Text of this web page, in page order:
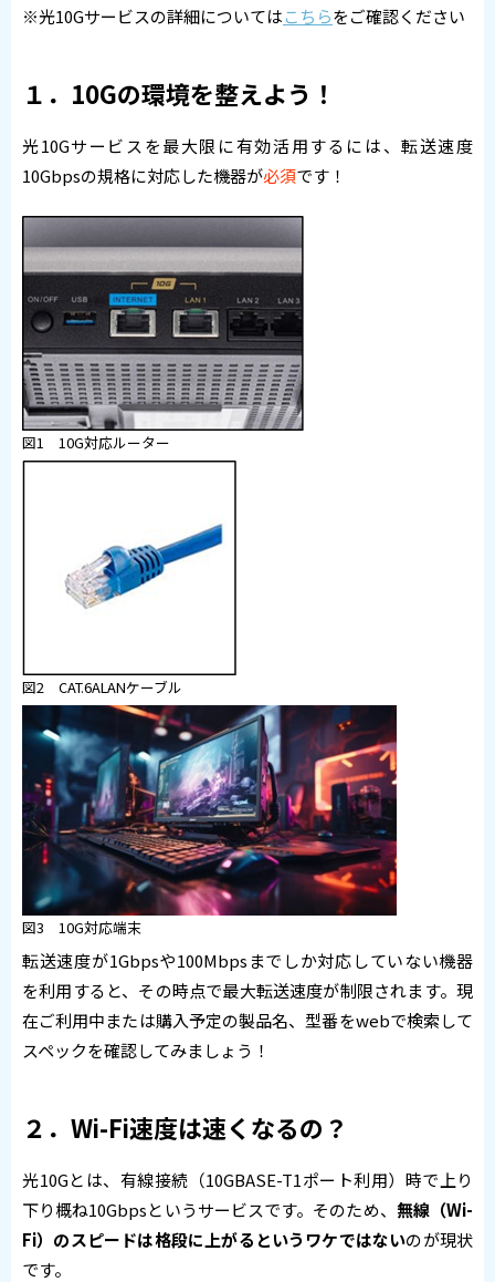
※光10Gサービスの詳細についてはこちらをご確認ください
１．10Gの環境を整えよう！
光10Gサービスを最大限に有効活用するには、転送速度
10Gbpsの規格に対応した機器が必須です！
図1 10G対応ルーター
図2 CAT.6ALANケーブル
図3 10G対応端末
転送速度が1Gbpsや100Mbpsまでしか対応していない機器
を利用すると、その時点で最大転送速度が制限されます。現
在ご利用中または購入予定の製品名、型番をwebで検索して
スペックを確認してみましょう！
２．Wi-Fi速度は速くなるの？
光10Gとは、有線接続（10GBASE-T1ポート利用）時で上り
下り概ね10Gbpsというサービスです。そのため、 無線（Wi-
Fi）のスピードは格段に上がるというワケではないのが現状
です。